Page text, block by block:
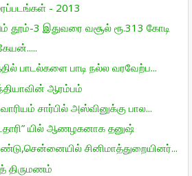
- 2013
தூம்-3 இதுவரை வசூல் ரூ.313 கோடி
பாடல்களை பாடி நல்ல வரவேற்ப...
ஆரம்பம்
சார்பில் அஸ்வினுக்கு பால...
யில் ஆணழகனாக தனுஷ்
சினிமாத்துறையினர்...
திருமணம்